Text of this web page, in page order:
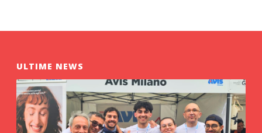
ULTIME NEWS